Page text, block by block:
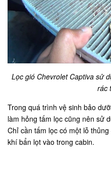
Lọc gió Chevrolet Captiva sử
rác
Trong quá trình vệ sinh bảo
làm hỏng tấm lọc cũng nên sử
Chỉ cần tấm lọc có một lỗ
khí bẩn lọt vào trong cabin.